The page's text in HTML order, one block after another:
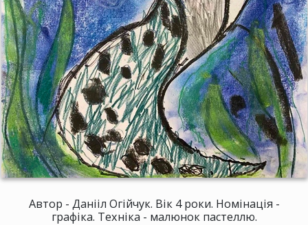
Автор - Данііл Огійчук. Вік 4 роки. Номінація -
графіка. Техніка - малюнок пастеллю.